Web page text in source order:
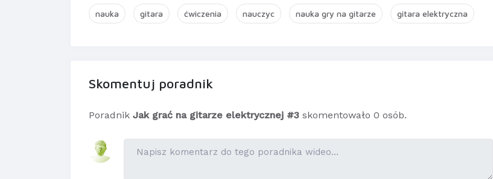
nauka gitara ćwiczenia nauczyc nauka gry na gitarze gitara elektryczna
Skomentuj poradnik
Poradnik Jak grać na gitarze elektrycznej #3 skomentowało 0 osób.